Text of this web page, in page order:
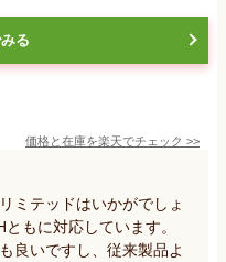
る
価格と在庫を楽天でチェック >>
ミテッドはいかがでしょ
もに対応しています。
良いですし、従来製品よ